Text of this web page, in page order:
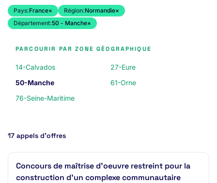
Pays:France× Région:Normandie×
Département:50 - Manche×
PARCOURIR PAR ZONE GÉOGRAPHIQUE
14-Calvados
27-Eure
50-Manche
61-Orne
76-Seine-Maritime
17 appels d’offres
Concours de maîtrise d'oeuvre restreint pour la
construction d'un complexe communautaire